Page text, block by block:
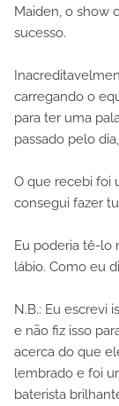
Maiden, o show
sucesso.
carregando o
para ter uma
passado pelo
O que recebi foi
consegui fazer
Eu poderia tê-lo
lábio. Como eu
N.B.: Eu escrevi
e não fiz isso
acerca do que
lembrado e foi
baterista